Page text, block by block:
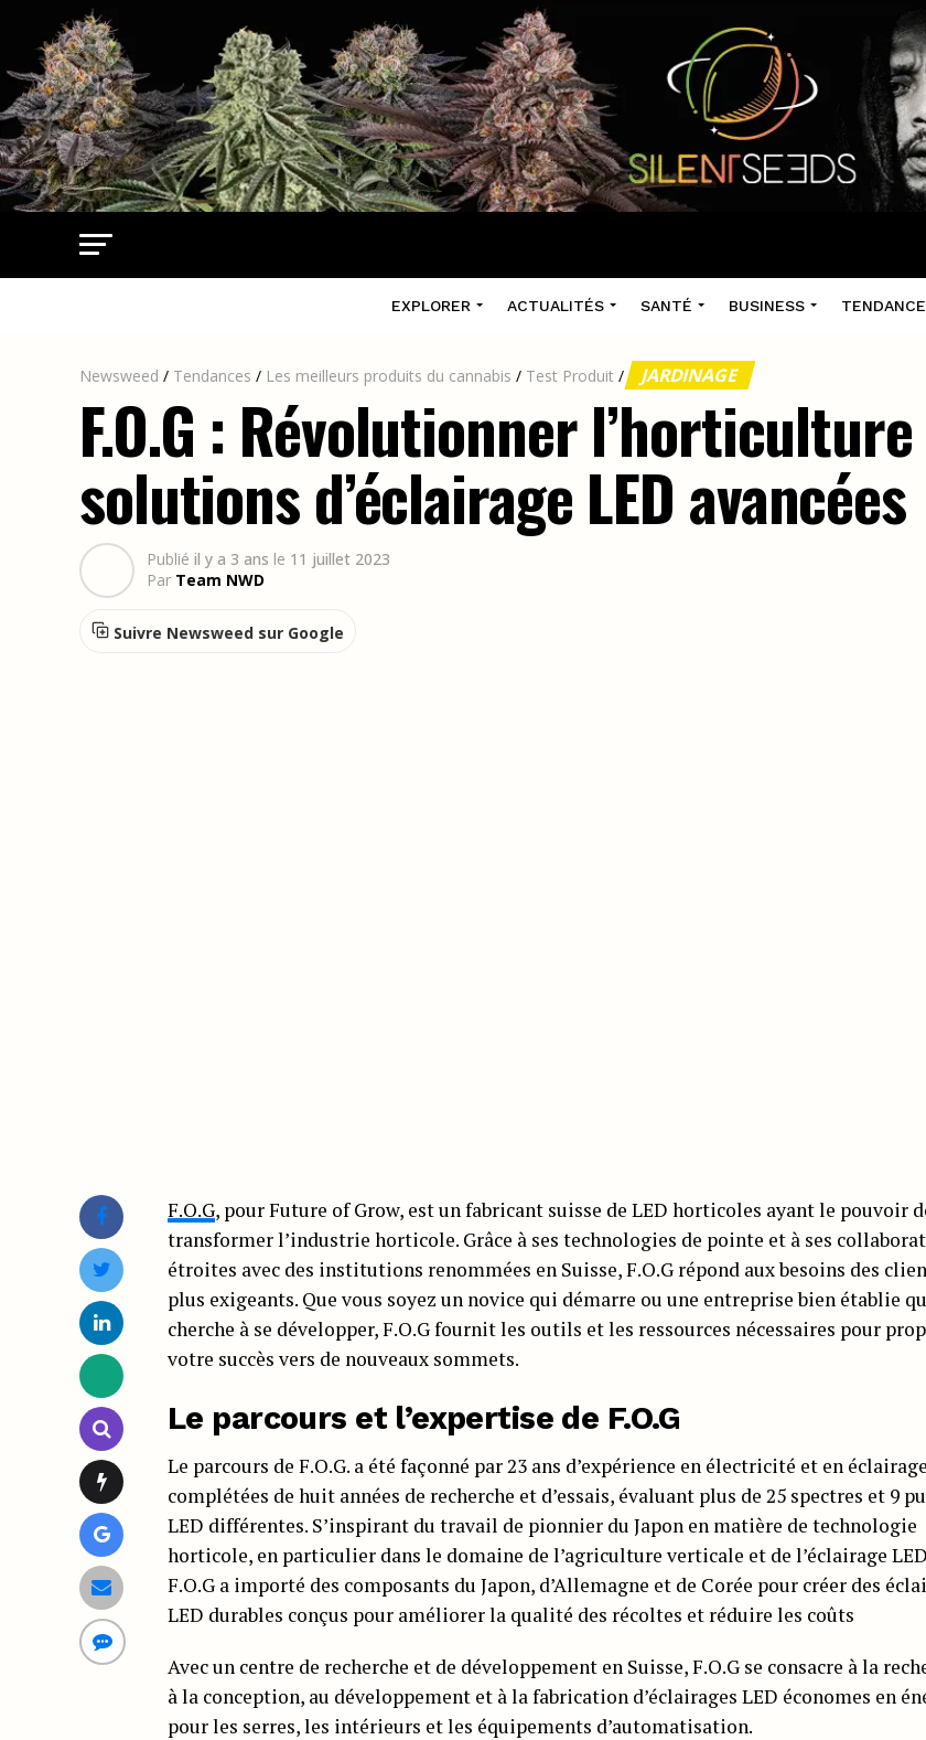
EXPLORER ACTUALITÉS SANTÉ BUSINESS
Newsweed / Tendances / Les meilleurs produits du cannabis / Test Produit / JARDINAGE
F.O.G : Révolutionner
solutions d’éclairage LED avancées
Publié il y a 3 ans le 11 juillet 2023
Par Team NWD
Suivre Newsweed sur Google
F.O.G, pour Future of Grow, est un fabricant suisse de LED horticoles ayant le pouvoir
transformer l’industrie horticole. Grâce à ses technologies de pointe et à ses
étroites avec des institutions renommées en Suisse, F.O.G répond aux besoins des
plus exigeants. Que vous soyez un novice qui démarre ou une entreprise bien établie
cherche à se développer, F.O.G fournit les outils et les ressources nécessaires pour
votre succès vers de nouveaux sommets.
Le parcours et l’expertise de F.O.G
Le parcours de F.O.G. a été façonné par 23 ans d’expérience en électricité et en
complétées de huit années de recherche et d’essais, évaluant plus de 25 spectres et 9
LED différentes. S’inspirant du travail de pionnier du Japon en matière de technologie
horticole, en particulier dans le domaine de l’agriculture verticale et de l’éclairage
F.O.G a importé des composants du Japon, d’Allemagne et de Corée pour créer des
LED durables conçus pour améliorer la qualité des récoltes et réduire les coûts
Avec un centre de recherche et de développement en Suisse, F.O.G se consacre à la
à la conception, au développement et à la fabrication d’éclairages LED économes en
pour les serres, les intérieurs et les équipements d’automatisation.